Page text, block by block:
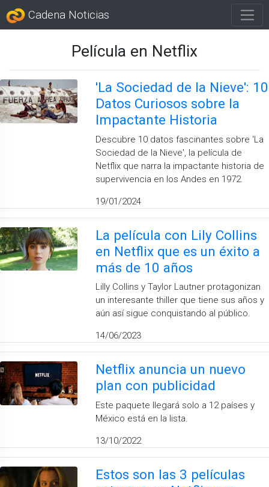
Cadena Noticias
Película en Netflix
'La Sociedad de la Nieve': 10
Datos Curiosos sobre la
Impactante Historia
Descubre 10 datos fascinantes sobre 'La
Sociedad de la Nieve', la película de
Netflix que narra la impactante historia de
supervivencia en los Andes en 1972.
19/01/2024
La película con Lily Collins
en Netflix que es un éxito a
más de 10 años
Lilly Collins y Taylor Lautner protagonizan
un interesante thiller que tiene sus años y
aún así sigue conquistando al público.
14/06/2023
Netflix anuncia un nuevo
plan con publicidad
Este paquete llegará solo a 12 países y
México está en la lista.
13/10/2022
Estos son las 3 películas